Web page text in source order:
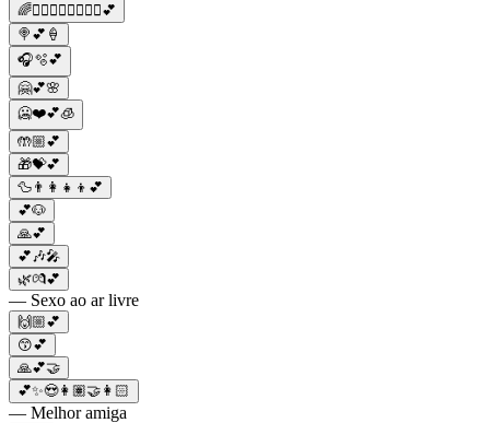
🌈👩‍❤️‍💋‍👨👨‍❤️‍💋‍👨💕
🍭💕🍦
🎧🫧💕
🤗💕🌸
🥶❤️💕🧊
🤲🏼💕
🎁💝💕
🦆👨‍👩‍👧‍👦💕
💕🐶
🙏💕
💕🎶🎤
🌿💏💕
— Sexo ao ar livre
🙌🏼💕
😙💕
🙏💕🤝
💕✨😍👩🏽‍🤝‍👩🏻
— Melhor amiga